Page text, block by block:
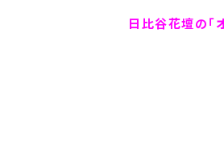
日比谷花壇の「